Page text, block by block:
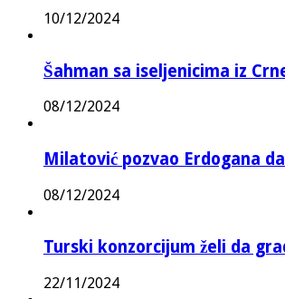
10/12/2024
Šahman sa iseljenicima iz
08/12/2024
Milatović pozvao Erdogana
08/12/2024
Turski konzorcijum želi da
22/11/2024